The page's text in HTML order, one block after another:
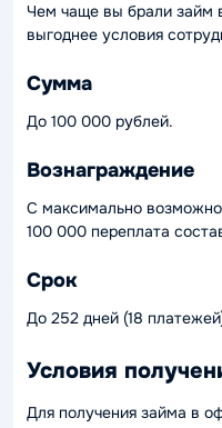
Чем чаще вы брали займ
выгоднее условия
Сумма
До 100 000 рублей.
Вознаграждение
С максимально
100 000 переплата
Срок
До 252 дней (18
Условия
Для получения займа в